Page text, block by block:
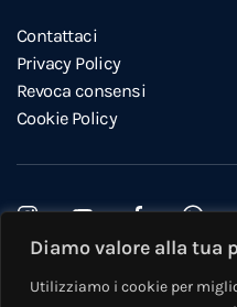
Diamo valore alla tua
Utilizziamo i cookie per
Contattaci
Privacy Policy
Revoca consensi
Cookie Policy
Questo sito è protetto da
e i